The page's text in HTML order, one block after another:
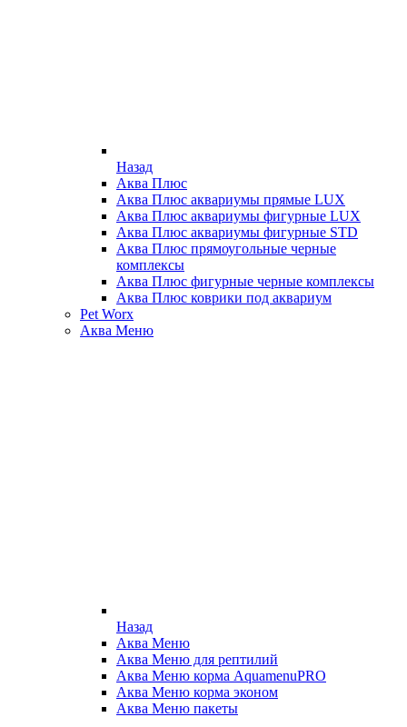
Назад
Аква Плюс
Аква Плюс аквариумы прямые LUX
Аква Плюс аквариумы фигурные LUX
Аква Плюс аквариумы фигурные STD
Аква Плюс прямоугольные черные
комплексы
Аква Плюс фигурные черные комплексы
Аква Плюс коврики под аквариум
Pet Worx
Аква Меню
Назад
Аква Меню
Аква Меню для рептилий
Аква Меню корма AquamenuPRO
Аква Меню корма эконом
Аква Меню пакеты